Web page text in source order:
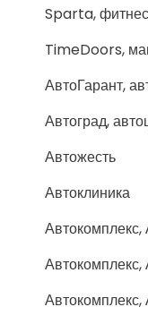
Sparta,
TimeDoors,
АвтоГарант,
Автоград,
Автожесть
Автоклиника
Автокомплекс,
Автокомплекс,
Автокомплекс,